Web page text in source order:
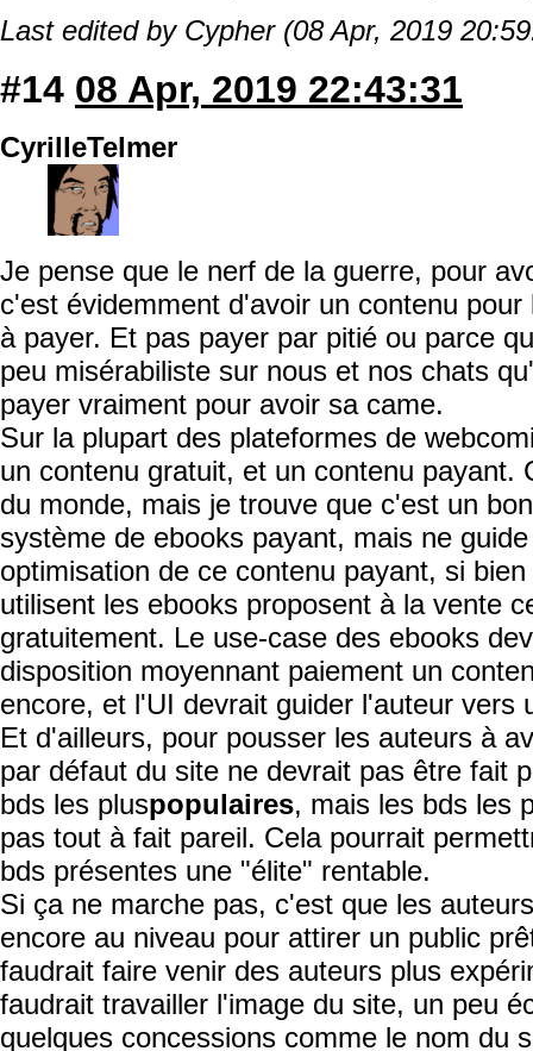
Last edited by Cypher (08 Apr, 2019
#14 08 Apr, 2019 22:43:31
CyrilleTelmer
Je pense que le nerf de la guerre, pour
c'est évidemment d'avoir un contenu
à payer. Et pas payer par pitié ou parce
peu misérabiliste sur nous et nos chats
payer vraiment pour avoir sa came.
Sur la plupart des plateformes de
un contenu gratuit, et un contenu payant.
du monde, mais je trouve que c'est un
système de ebooks payant, mais ne
optimisation de ce contenu payant, si
utilisent les ebooks proposent à la vente
gratuitement. Le use-case des ebooks
disposition moyennant paiement un
encore, et l'UI devrait guider l'auteur vers
Et d'ailleurs, pour pousser les auteurs à
par défaut du site ne devrait pas être fait
bds les pluspopulaires, mais les bds les
pas tout à fait pareil. Cela pourrait
bds présentes une "élite" rentable.
Si ça ne marche pas, c'est que les
encore au niveau pour attirer un public
faudrait faire venir des auteurs plus
faudrait travailler l'image du site, un peu
quelques concessions comme le nom du